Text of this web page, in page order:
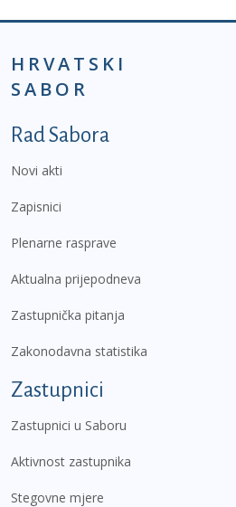
HRVATSKI
SABOR
Podnožje prvi izbornik
Rad Sabora
Novi akti
Zapisnici
Plenarne rasprave
Aktualna prijepodneva
Zastupnička pitanja
Zakonodavna statistika
Zastupnici
Zastupnici u Saboru
Aktivnost zastupnika
Stegovne mjere